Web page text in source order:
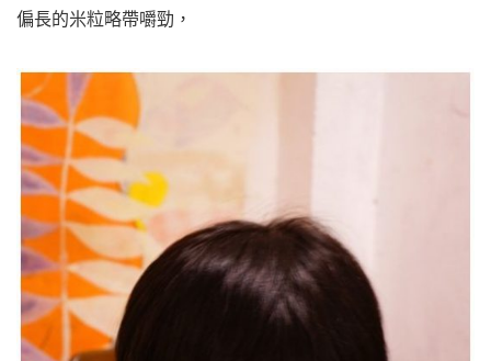
偏長的米粒略帶嚼勁，